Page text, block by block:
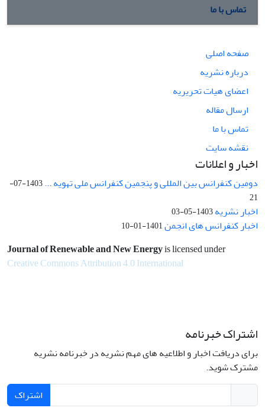
تماس با ما
صفحه اصلی
درباره نشریه
اعضای هیات تحریریه
ارسال مقاله
تماس با ما
نقشه سایت
اخبار و اعلانات
دومین کنفرانس بین المللی و پنجمین کنفرانس ملی تهویه ...
1403-07-
21
اخبار نشریه1403-05-03
اخبار کنفرانس های انجمن1401-01-10
Journal of Renewable and New Energyis licensed under
Creative Commons Attribution 4.0 International
اشتراک خبرنامه
برای دریافت اخبار و اطلاعیه های مهم نشریه در خبرنامه نشریه
مشترک شوید.
اشتراک